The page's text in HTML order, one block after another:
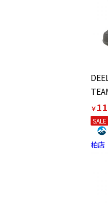
￥
SALE
柏店